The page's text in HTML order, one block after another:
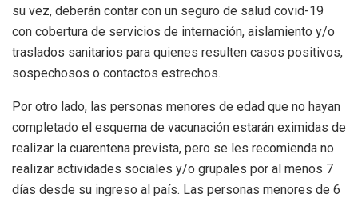
su vez, deberán contar con un seguro de salud covid-19
con cobertura de servicios de internación, aislamiento y/o
traslados sanitarios para quienes resulten casos positivos,
sospechosos o contactos estrechos.
Por otro lado, las personas menores de edad que no hayan
completado el esquema de vacunación estarán eximidas de
realizar la cuarentena prevista, pero se les recomienda no
realizar actividades sociales y/o grupales por al menos 7
días desde su ingreso al país. Las personas menores de 6